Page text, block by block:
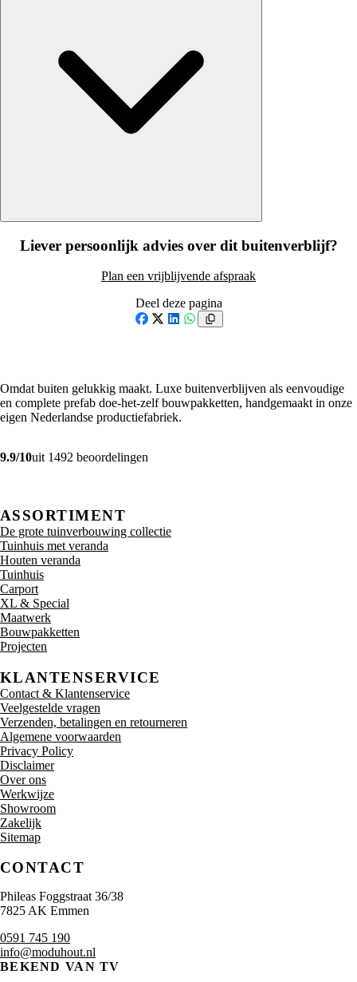
Liever persoonlijk advies over dit buitenverblijf?
Plan een vrijblijvende afspraak
Deel deze pagina
Omdat buiten gelukkig maakt. Luxe buitenverblijven als eenvoudige
en complete prefab doe-het-zelf bouwpakketten, handgemaakt in onze
eigen Nederlandse productiefabriek.
9.9/10uit 1492 beoordelingen
ASSORTIMENT
De grote tuinverbouwing collectie
Tuinhuis met veranda
Houten veranda
Tuinhuis
Carport
XL & Special
Maatwerk
Bouwpakketten
Projecten
KLANTENSERVICE
Contact & Klantenservice
Veelgestelde vragen
Verzenden, betalingen en retourneren
Algemene voorwaarden
Privacy Policy
Disclaimer
Over ons
Werkwijze
Showroom
Zakelijk
Sitemap
CONTACT
Phileas Foggstraat 36/38
7825 AK Emmen
0591 745 190
info@moduhout.nl
BEKEND VAN TV